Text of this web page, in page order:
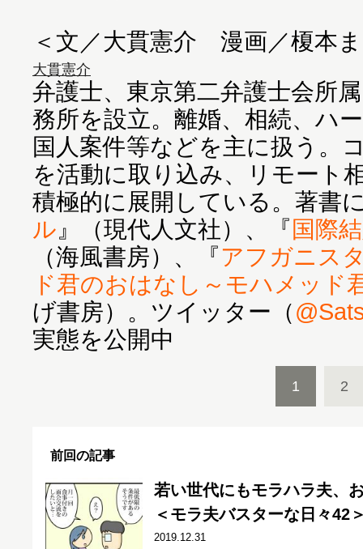
＜文／大貫憲介 漫画／榎本
大貫憲介
弁護士、東京第二弁護士会所
務所を設立。離婚、相続、ハ
国人案件等などを主に扱う。
を活動に取り込み、リモート
積極的に展開している。著書
ル 』（現代人文社）、『国際
（海風書房）、『アフガニス
ド君のおはなし～モハメッド
げ書房）。ツイッター（
実態を公開中
1 2
前回の記事
若い世代にもモラハラ夫、
＜モラ夫バスターな日々42
2019.12.31